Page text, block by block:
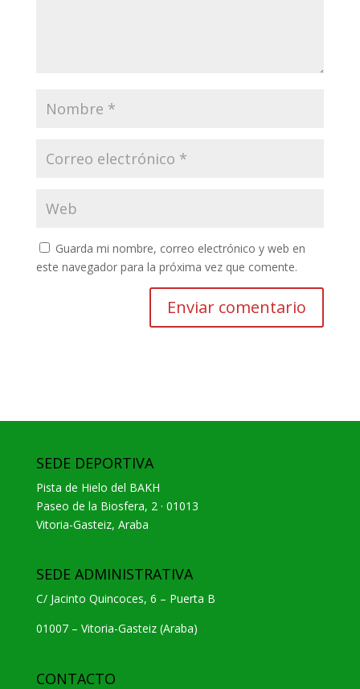
Guarda mi nombre, correo electrónico y web en
este navegador para la próxima vez que comente.
SEDE DEPORTIVA
Pista de Hielo del BAKH
Paseo de la Biosfera, 2 · 01013
Vitoria-Gasteiz, Araba
SEDE ADMINISTRATIVA
C/ Jacinto Quincoces, 6 – Puerta B
01007 – Vitoria-Gasteiz (Araba)
CONTACTO